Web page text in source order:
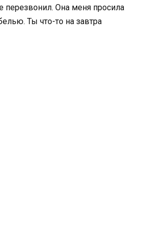
перезвонил. Она меня просила
Ты что-то на завтра